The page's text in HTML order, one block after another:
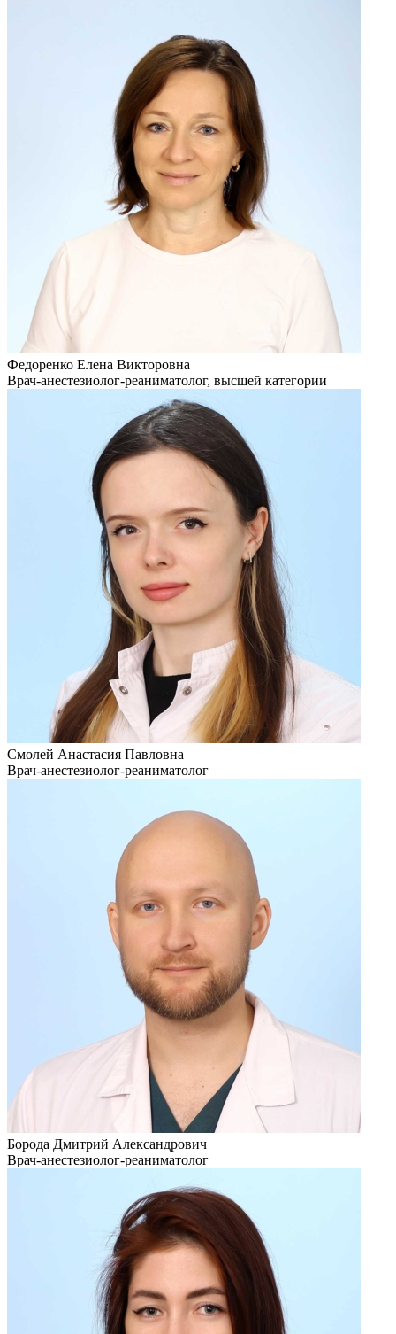
Федоренко Елена Викторовна
Врач-анестезиолог-реаниматолог, высшей категории
Смолей Анастасия Павловна
Врач-анестезиолог-реаниматолог
Борода Дмитрий Александрович
Врач-анестезиолог-реаниматолог